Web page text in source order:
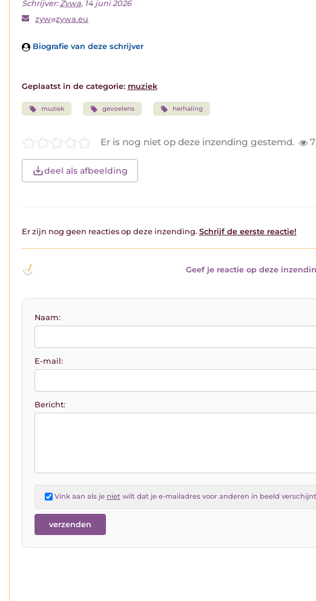
Schrijver:Zywa, 14 juni 2026
zyw zywa.eu
Biografie van deze schrijver
Geplaatst in de categorie: muziek
muziek gevoelens herhaling
Er is nog niet op deze inzending gestemd.
deel als afbeelding
Er zijn nog geen reacties op deze inzending. Schrijf de eerste reactie!
Geef je reactie op deze
Naam:
E-mail:
Bericht:
Vink aan als je niet wilt dat je e-mailadres voor anderen in beeld verschijnt